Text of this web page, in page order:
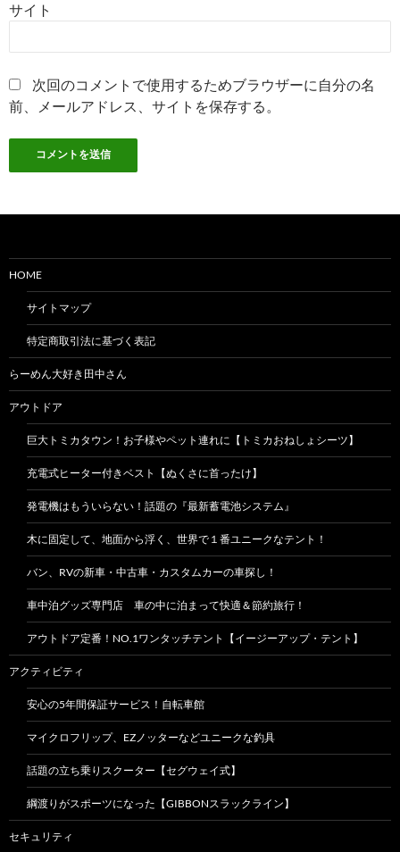
サイト
次回のコメントで使用するためブラウザーに自分の名
前、メールアドレス、サイトを保存する。
HOME
サイトマップ
特定商取引法に基づく表記
らーめん大好き田中さん
アウトドア
巨大トミカタウン！お子様やペット連れに【トミカおねしょシーツ】
充電式ヒーター付きベスト【ぬくさに首ったけ】
発電機はもういらない！話題の『最新蓄電池システム』
木に固定して、地面から浮く、世界で１番ユニークなテント！
バン、RVの新車・中古車・カスタムカーの車探し！
車中泊グッズ専門店 車の中に泊まって快適＆節約旅行！
アウトドア定番！NO.1ワンタッチテント【イージーアップ・テント】
アクティビティ
安心の5年間保証サービス！自転車館
マイクロフリップ、EZノッターなどユニークな釣具
話題の立ち乗りスクーター【セグウェイ式】
綱渡りがスポーツになった【GIBBONスラックライン】
セキュリティ